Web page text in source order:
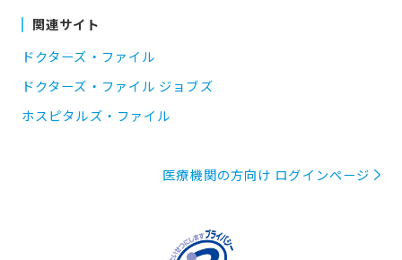
関連サイト
ドクターズ・ファイル
ドクターズ・ファイル ジョブズ
ホスピタルズ・ファイル
医療機関の方向け ログインページ